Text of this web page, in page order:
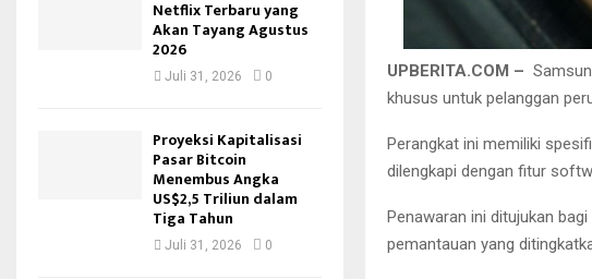
UPBERITA.COM –
khusus untuk pelanggan
Perangkat ini memiliki
dilengkapi dengan fitur
Penawaran ini ditujukan
pemantauan yang
Netflix Terbaru yang
Akan Tayang Agustus
2026
Juli 31, 2026 0
Proyeksi Kapitalisasi
Pasar Bitcoin
Menembus Angka
US$2,5 Triliun dalam
Tiga Tahun
Juli 31, 2026 0